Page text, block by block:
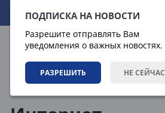
ПОДПИСКА НА НОВОСТИ
Разрешите отправлять Вам
уведомления о важных новостях.
РАЗРЕШИТЬ НЕ СЕЙЧАС
08.08.2026 06:30:07